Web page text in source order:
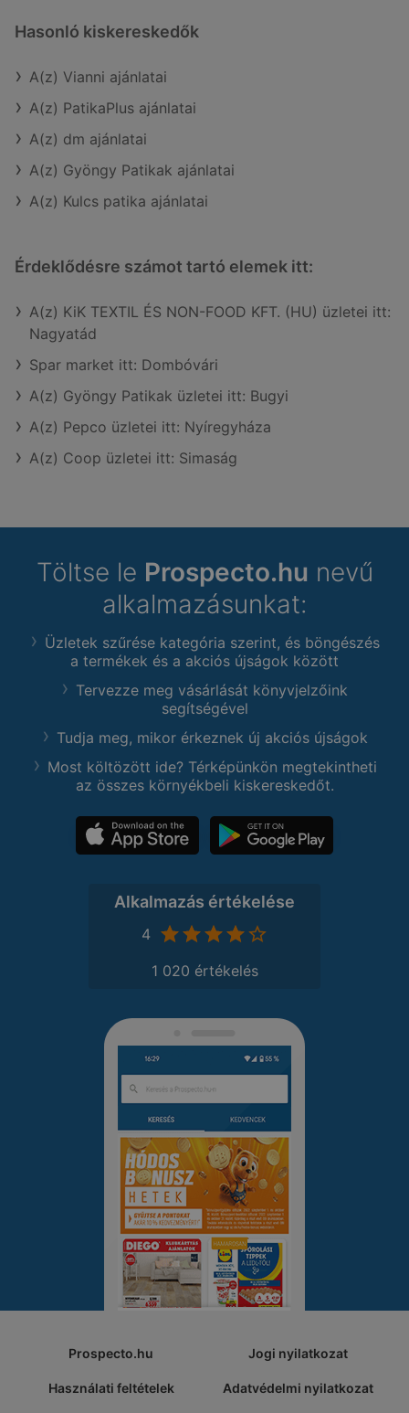
Hasonló kiskereskedők
A(z) Vianni ajánlatai
A(z) PatikaPlus ajánlatai
A(z) dm ajánlatai
A(z) Gyöngy Patikak ajánlatai
A(z) Kulcs patika ajánlatai
Érdeklődésre számot tartó elemek itt:
A(z) KiK TEXTIL ÉS NON-FOOD KFT. (HU) üzletei itt:
Nagyatád
Spar market itt: Dombóvári
A(z) Gyöngy Patikak üzletei itt: Bugyi
A(z) Pepco üzletei itt: Nyíregyháza
A(z) Coop üzletei itt: Simaság
Töltse le Prospecto.hu nevű
alkalmazásunkat:
Üzletek szűrése kategória szerint, és böngészés
a termékek és a akciós újságok között
Tervezze meg vásárlását könyvjelzőink
segítségével
Tudja meg, mikor érkeznek új akciós újságok
Most költözött ide? Térképünkön megtekintheti
az összes környékbeli kiskereskedőt.
Alkalmazás értékelése
4
1 020 értékelés
Prospecto.hu Jogi nyilatkozat
Használati feltételek Adatvédelmi nyilatkozat